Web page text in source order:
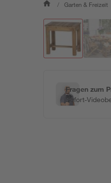
/ Garten & Freizeit
Fragen zum
Sofort-